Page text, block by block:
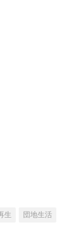
生
団地生活